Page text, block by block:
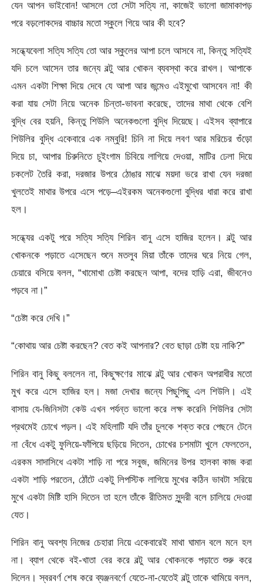
যেন আপন ভাইবোন! আসলে তো সেটা সত্যি না, কাজেই ভালো জামাকাপড়
পরে বড়লোকদের বাচ্চার মতো স্কুলে গিয়ে আর কী হবে?
সন্ধ্যেবেলা সত্যি সত্যি তো আর স্কুলের আপা চলে আসবে না, কিন্তু সত্যিই
যদি চলে আসেন তার জন্যে বল্টু আর খোকন ব্যবস্থা করে রাখল। আপাকে
এমন একটা শিক্ষা দিয়ে দেবে যে আপা আর জন্মেও এইমুখো আসবেন না! কী
করা যায় সেটা নিয়ে অনেক চিন্তা-ভাবনা করেছে, তাদের মাথা থেকে বেশি
বুদ্ধি বের হয়নি, কিন্তু শিউলি অনেকগুলো বুদ্ধি দিয়েছে। এইসব ব্যাপারে
শিউলির বুদ্ধি একেবারে এক নম্বুরি! চিনি না দিয়ে লবণ আর মরিচের গুঁড়ো
দিয়ে চা, আপার চিরুনিতে চুইংগাম চিবিয়ে লাগিয়ে দেওয়া, মাটির ঢেলা দিয়ে
চকলেট তৈরি করা, দরজার উপরে ঠোঙার মাঝে ময়দা ভরে রাখা যেন দরজা
খুলতেই মাথার উপরে এসে পড়ে–এইরকম অনেকগুলো বুদ্ধির ধারা করে রাখা
হল।
সন্ধ্যের একটু পরে সত্যি সত্যি শিরিন বানু এসে হাজির হলেন। বল্টু আর
খোকনকে পড়াতে এসেছেন শুনে মতলুব মিয়া তাঁকে তাদের ঘরে নিয়ে গেল,
চেয়ারে বসিয়ে বলল, “খামোখা চেষ্টা করছেন আপা, বদের হাড়ি এরা, জীবনেও
পড়বে না।”
“চেষ্টা করে দেখি।”
“কোথায় আর চেষ্টা করছেন? বেত কই আপনার? বেত ছাড়া চেষ্টা হয় নাকি?”
শিরিন বানু কিছু বললেন না, কিছুক্ষণের মাঝে বল্টু আর খোকন অপরাধীর মতো
মুখ করে এসে হাজির হল। মজা দেখার জন্যে পিছুপিছু এল শিউলি। এই
বাসায় যে-জিনিসটা কেউ এখন পর্যন্ত ভালো করে লক্ষ করেনি শিউলির সেটা
প্রথমেই চোখে পড়ল। এই মহিলাটি যদি তাঁর চুলকে শক্ত করে পেছনে টেনে
না বেঁধে একটু ফুলিয়ে-ফাঁপিয়ে ছড়িয়ে দিতেন, চোখের চশমাটা খুলে ফেলতেন,
এরকম সাদাসিধে একটা শাড়ি না পরে সবুজ, জমিনের উপর হালকা কাজ করা
একটা শাড়ি পরতেন, ঠোঁটে একটু লিপস্টিক লাগিয়ে মুখের কঠিন ভাবটা সরিয়ে
মুখে একটা মিষ্টি হাসি দিতেন তা হলে তাঁকে রীতিমত সুন্দরী বলে চালিয়ে দেওয়া
যেত।
শিরিন বানু অবশ্য নিজের চেহারা নিয়ে একেবারেই মাথা ঘামান বলে মনে হল
না। ব্যাগ থেকে বই-খাতা বের করে বল্টু আর খোকনকে পড়াতে শুরু করে
দিলেন। স্বরবর্ণ শেষ করে ব্যঞ্জনবর্ণে যেতে-না-যেতেই বল্টু তাকে থামিয়ে বলল,